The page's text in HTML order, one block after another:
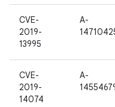
CVE-
2019-
13995
A-
CVE-
2019-
14074
A-